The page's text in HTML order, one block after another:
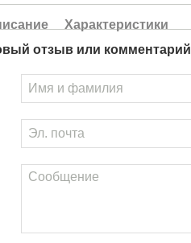
Характеристики
отзыв или комментарий